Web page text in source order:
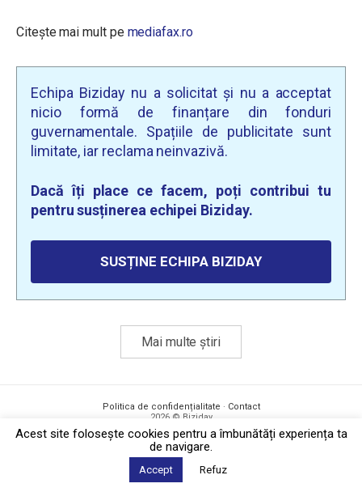
Citește mai mult pe mediafax.ro
Echipa Biziday nu a solicitat și nu a acceptat
nicio formă de finanțare din fonduri
guvernamentale. Spațiile de publicitate sunt
limitate, iar reclama neinvazivă.
Dacă îți place ce facem, poți contribui tu
pentru susținerea echipei Biziday.
SUSȚINE ECHIPA BIZIDAY
Mai multe știri
Politica de confidențialitate · Contact
2026 © Biziday
Acest site foloseşte cookies pentru a îmbunătăți experiența ta
de navigare.
Accept Refuz